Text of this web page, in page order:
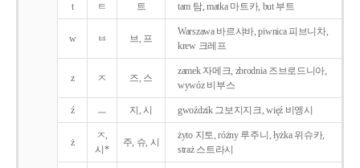
t ㅌ 트 tam 탐, matka 마트카, but 부트
w ㅂ 브, 프
Warszawa 바르샤바, piwnica 피브니차,
krew 크레프
z ㅈ 즈, 스
zamek 자메크, zbrodnia 즈브로드니아,
wywóz 비부스
ź ㅡ 지, 시 gwoździk 그보지지크, więź 비엥시
ż
ㅈ,
시*
주, 슈, 시
żyto 지토, różny 루주니, łyżka 위슈카,
straż 스트라시